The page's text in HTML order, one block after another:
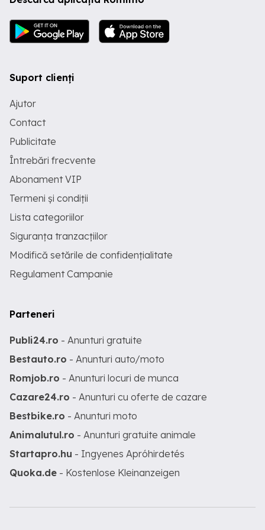
Suport clienți
Ajutor
Contact
Publicitate
Întrebări frecvente
Abonament VIP
Termeni și condiții
Lista categoriilor
Siguranța tranzacțiilor
Modifică setările de confidențialitate
Regulament Campanie
Parteneri
Publi24.ro - Anunturi gratuite
Bestauto.ro - Anunturi auto/moto
Romjob.ro - Anunturi locuri de munca
Cazare24.ro - Anunturi cu oferte de cazare
Bestbike.ro - Anunturi moto
Animalutul.ro - Anunturi gratuite animale
Startapro.hu - Ingyenes Apróhirdetés
Quoka.de - Kostenlose Kleinanzeigen